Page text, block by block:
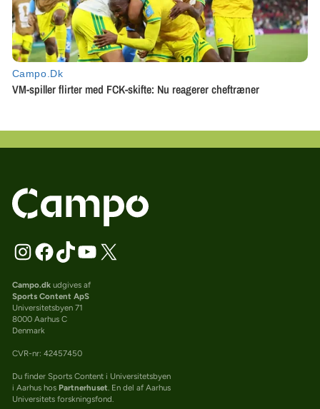
Campo.dkudgives af
Sports Content ApS
Universitetsbyen 71
8000 Aarhus C
Denmark
CVR-nr: 42457450
Du finder Sports Content i Universitetsbyen
i Aarhus hos Partnerhuset. En del af Aarhus
Universitets forskningsfond.